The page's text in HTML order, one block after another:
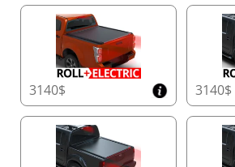
3140$ 3140$